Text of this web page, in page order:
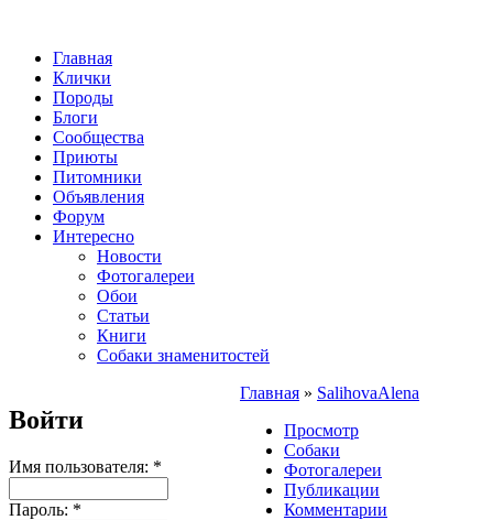
Главная
Клички
Породы
Блоги
Сообщества
Приюты
Питомники
Объявления
Форум
Интересно
Новости
Фотогалереи
Обои
Статьи
Книги
Собаки знаменитостей
Войти
Имя пользователя: *
Пароль: *
Главная » SalihovaAlena
Просмотр
Собаки
Фотогалереи
Публикации
Комментарии